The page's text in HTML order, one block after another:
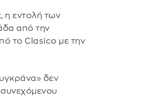
η εντολή των
από την
το Clasico με την
δεν